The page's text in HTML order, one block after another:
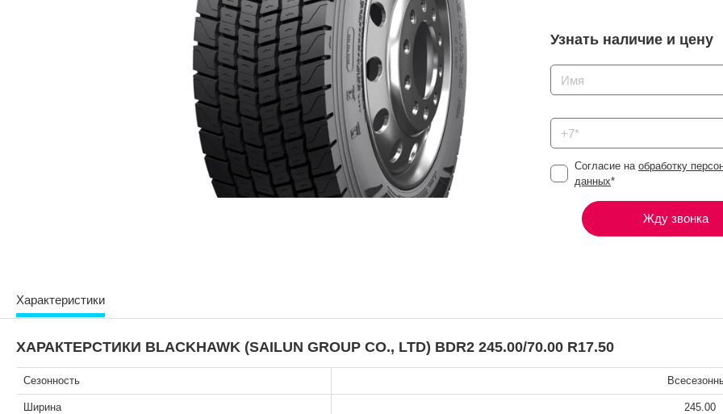
Узнать наличие и цену
Согласие на обработку
данных*
Жду звонка
Характеристики
ХАРАКТЕРСТИКИ BLACKHAWK (SAILUN GROUP CO., LTD) BDR2 245.00/70.00 R17.50
Сезонность
Ширина 245.00